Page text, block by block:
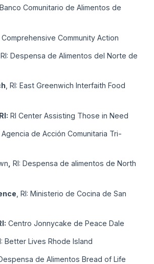
Comunitario de Alimentos de
Comprehensive Community Action
, RI: Despensa de Alimentos del Norte de
, RI: East Greenwich Interfaith Food
RI Center Assisting Those in Need
Agencia de Acción Comunitaria Tri-
RI: Despensa de alimentos de North
, RI: Ministerio de Cocina de San
Centro Jonnycake de Peace Dale
Better Lives Rhode Island
de Alimentos Bread of Life